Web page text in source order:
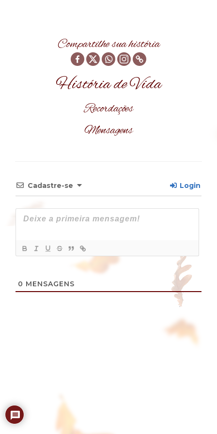
Compartilhe sua história
História de Vida
Recordações
Mensagens
Cadastre-se Login
0 MENSAGENS